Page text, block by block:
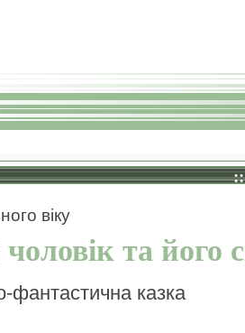
віку
та його
фантастична казка